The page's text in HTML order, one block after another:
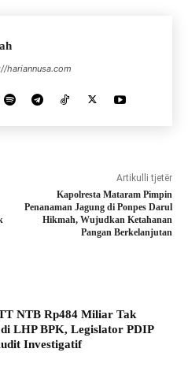
hariannusa.com
Artikulli tjetër
Kapolresta Mataram Pimpin
Penanaman Jagung di Ponpes Darul
Hikmah, Wujudkan Ketahanan
Pangan Berkelanjutan
NTB Rp484 Miliar Tak
LHP BPK, Legislator PDIP
Investigatif